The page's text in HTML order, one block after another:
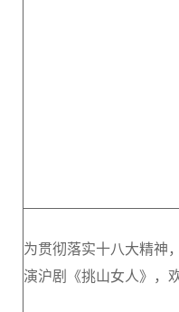
为贯彻落实十八大精神
演沪剧《挑山女人》，